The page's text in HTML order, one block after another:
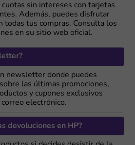
sin intereses con tarjetas
Además, puedes disfrutar
todas tus compras. Consulta los
en su sitio web oficial.
newsletter donde puedes
las últimas promociones,
y cupones exclusivos
electrónico.
devoluciones en HP?